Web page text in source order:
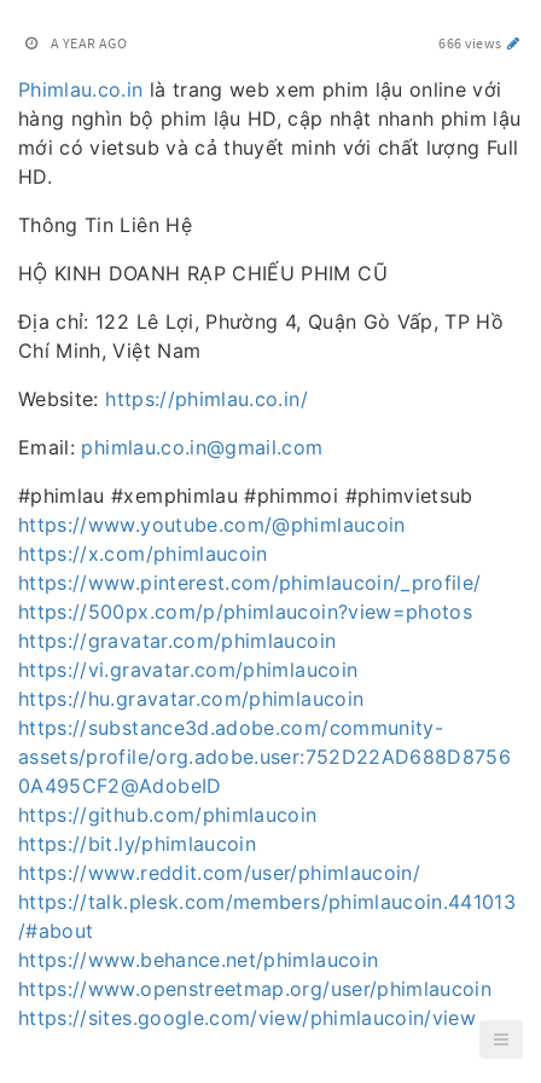
A YEAR AGO 666 views
Phimlau.co.in là trang web xem phim lậu online với
hàng nghìn bộ phim lậu HD, cập nhật nhanh phim lậu
mới có vietsub và cả thuyết minh với chất lượng Full
HD.
Thông Tin Liên Hệ
HỘ KINH DOANH RẠP CHIẾU PHIM CŨ
Địa chỉ: 122 Lê Lợi, Phường 4, Quận Gò Vấp, TP Hồ
Chí Minh, Việt Nam
Website: https://phimlau.co.in/
Email: phimlau.co.in@gmail.com
#phimlau #xemphimlau #phimmoi #phimvietsub
https://www.youtube.com/@phimlaucoin
https://x.com/phimlaucoin
https://www.pinterest.com/phimlaucoin/_profile/
https://500px.com/p/phimlaucoin?view=photos
https://gravatar.com/phimlaucoin
https://vi.gravatar.com/phimlaucoin
https://hu.gravatar.com/phimlaucoin
https://substance3d.adobe.com/community-
assets/profile/org.adobe.user:752D22AD688D8756
0A495CF2@AdobeID
https://github.com/phimlaucoin
https://bit.ly/phimlaucoin
https://www.reddit.com/user/phimlaucoin/
https://talk.plesk.com/members/phimlaucoin.441013
/#about
https://www.behance.net/phimlaucoin
https://www.openstreetmap.org/user/phimlaucoin
https://sites.google.com/view/phimlaucoin/view